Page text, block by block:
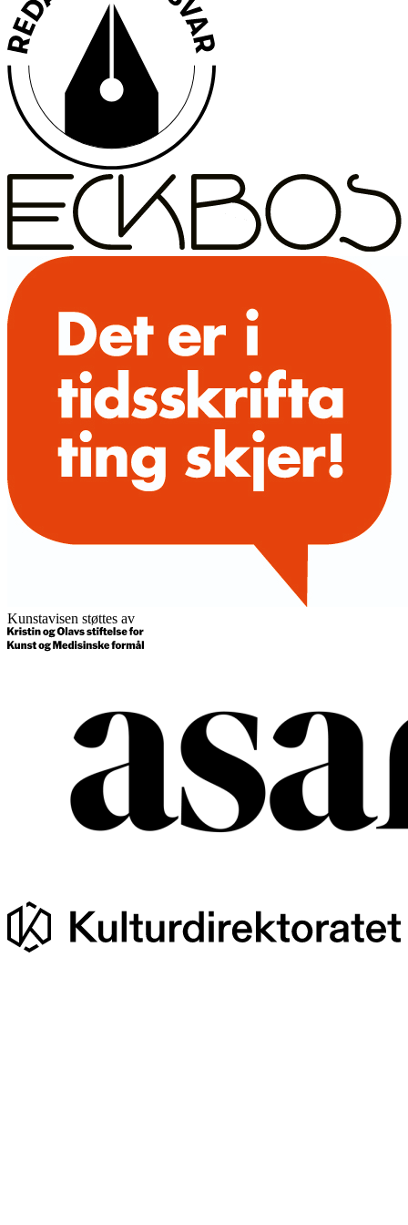
Kunstavisen støttes av